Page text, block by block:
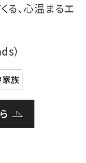
る、心温まるエ
）
家族